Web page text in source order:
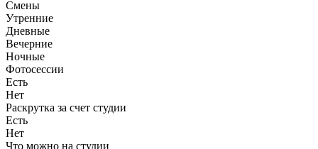
Смены
Утренние
Дневные
Вечерние
Ночные
Фотосессии
Есть
Нет
Раскрутка за счет студии
Есть
Нет
Что можно на студии